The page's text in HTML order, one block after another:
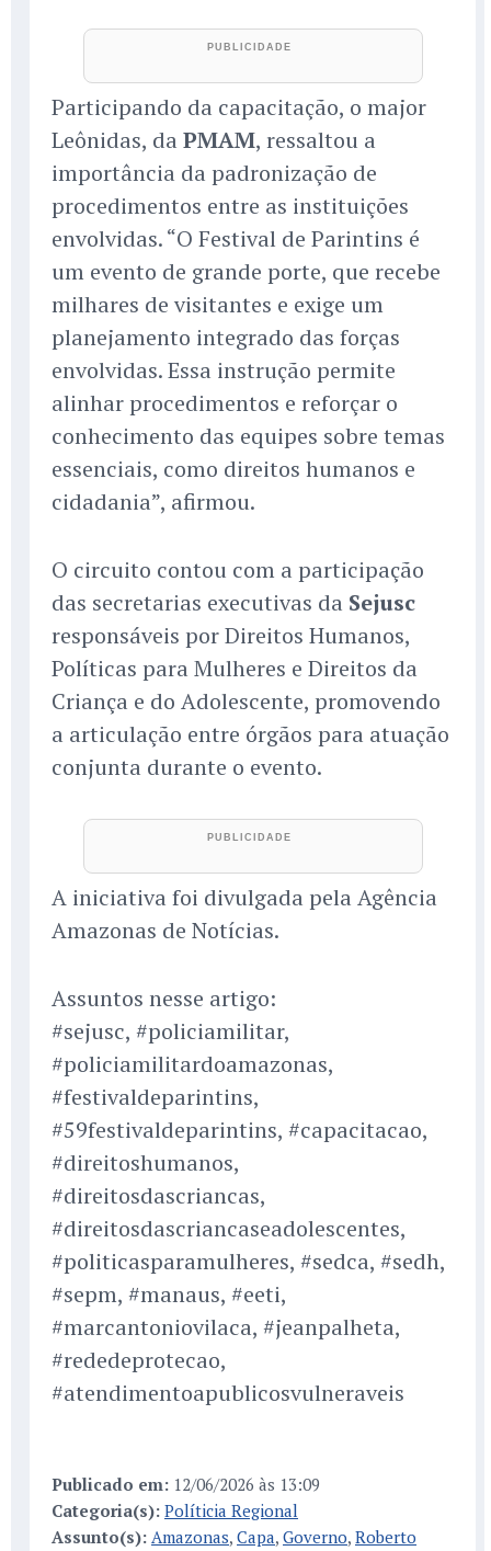
Participando da capacitação, o major
Leônidas, da PMAM, ressaltou a
importância da padronização de
procedimentos entre as instituições
envolvidas. “O Festival de Parintins é
um evento de grande porte, que recebe
milhares de visitantes e exige um
planejamento integrado das forças
envolvidas. Essa instrução permite
alinhar procedimentos e reforçar o
conhecimento das equipes sobre temas
essenciais, como direitos humanos e
cidadania”, afirmou.
O circuito contou com a participação
das secretarias executivas da Sejusc
responsáveis por Direitos Humanos,
Políticas para Mulheres e Direitos da
Criança e do Adolescente, promovendo
a articulação entre órgãos para atuação
conjunta durante o evento.
A iniciativa foi divulgada pela Agência
Amazonas de Notícias.
Assuntos nesse artigo:
#sejusc, #policiamilitar,
#policiamilitardoamazonas,
#festivaldeparintins,
#59festivaldeparintins, #capacitacao,
#direitoshumanos,
#direitosdascriancas,
#direitosdascriancaseadolescentes,
#politicasparamulheres, #sedca, #sedh,
#sepm, #manaus, #eeti,
#marcantoniovilaca, #jeanpalheta,
#rededeprotecao,
#atendimentoapublicosvulneraveis
Publicado em: 12/06/2026 às 13:09
Categoria(s): Políticia Regional
Assunto(s): Amazonas, Capa, Governo, Roberto